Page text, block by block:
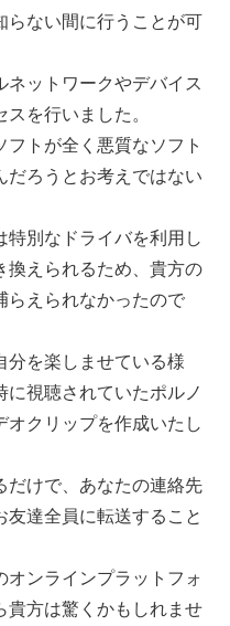
らない間に行うことが可
ットワークやデバイス
を行いました。
トが全く悪質なソフト
だろうとお考えではない
別なドライバを利用し
換えられるため、貴方の
らえられなかったので
分を楽しませている様
視聴されていたポルノ
クリップを作成いたし
だけで、あなたの連絡先
達全員に転送すること
オンラインプラットフォ
貴方は驚くかもしれませ